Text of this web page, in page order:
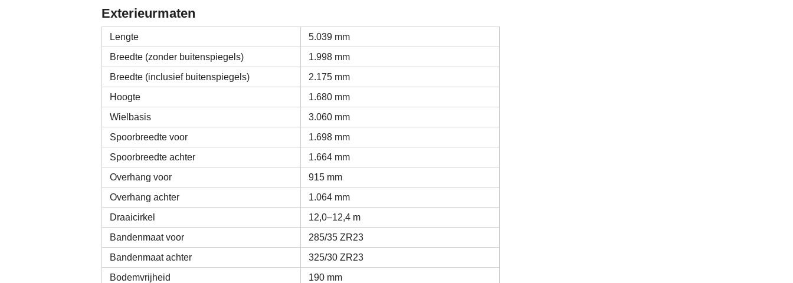
Exterieurmaten
Lengte
5.039 mm
Breedte (zonder buitenspiegels)
1.998 mm
Breedte (inclusief buitenspiegels)
2.175 mm
Hoogte
1.680 mm
Wielbasis
3.060 mm
Spoorbreedte voor
1.698 mm
Spoorbreedte achter
1.664 mm
Overhang voor
915 mm
Overhang achter
1.064 mm
Draaicirkel
12,0–12,4 m
Bandenmaat voor
285/35 ZR23
Bandenmaat achter
325/30 ZR23
Bodemvrijheid
190 mm